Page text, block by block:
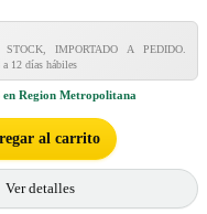
IMPORTADO A PEDIDO.
a 12 días hábiles
en Region Metropolitana
al carrito
Ver detalles